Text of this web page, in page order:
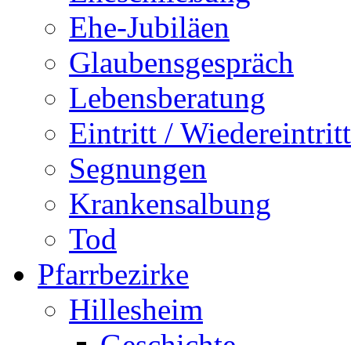
Ehe-Jubiläen
Glaubensgespräch
Lebensberatung
Eintritt / Wiedereintritt
Segnungen
Krankensalbung
Tod
Pfarrbezirke
Hillesheim